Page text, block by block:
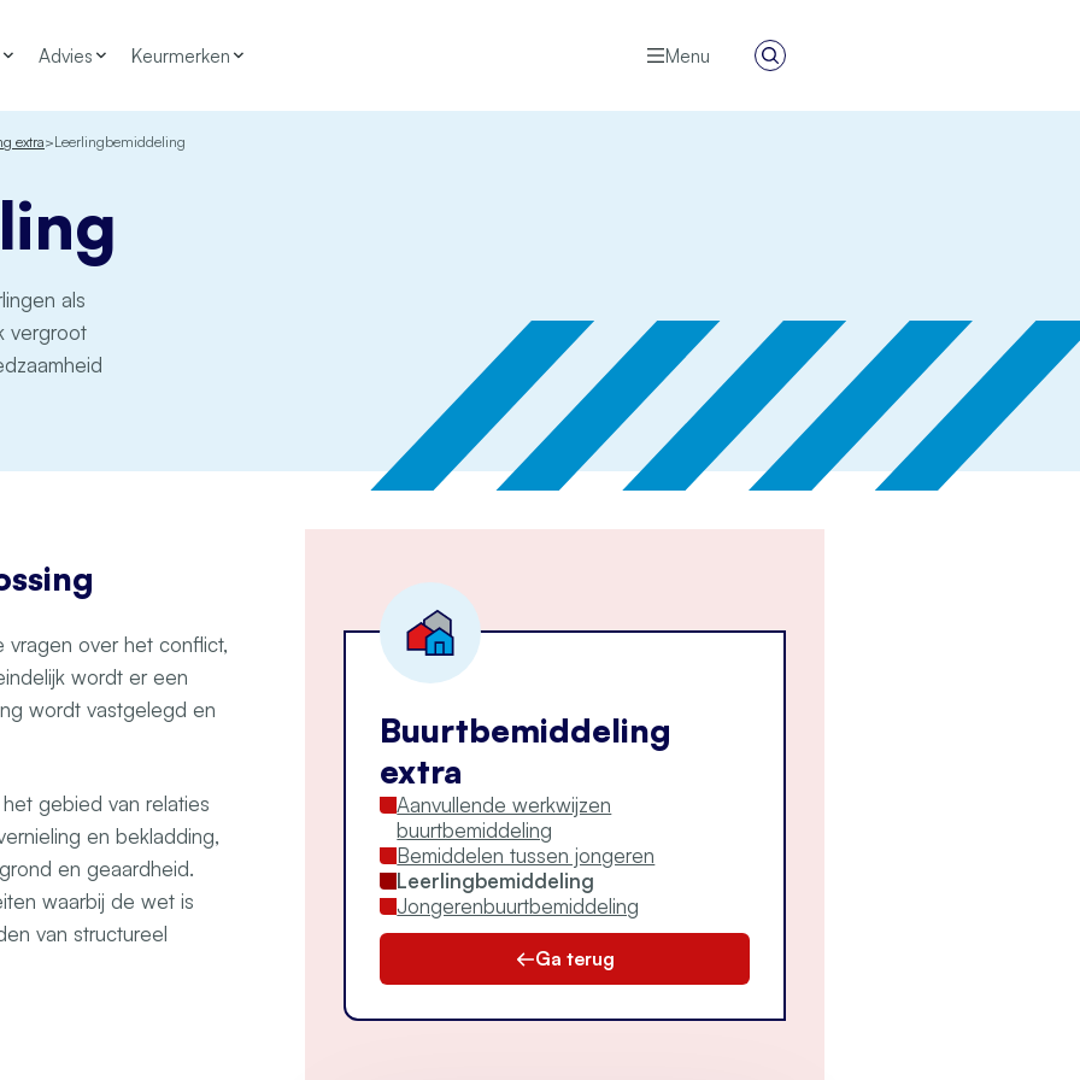
Advies Keurmerken Menu
Zoeken
extra Leerlingbemiddeling
als
vergroot
vragen over het conflict,
wordt er een
wordt vastgelegd en
gebied van relaties
en bekladding,
en geaardheid.
waarbij de wet is
van structureel
Buurtbemiddeling
extra
Aanvullende werkwijzen
buurtbemiddeling
Bemiddelen tussen jongeren
Leerlingbemiddeling
Jongerenbuurtbemiddeling
Ga terug